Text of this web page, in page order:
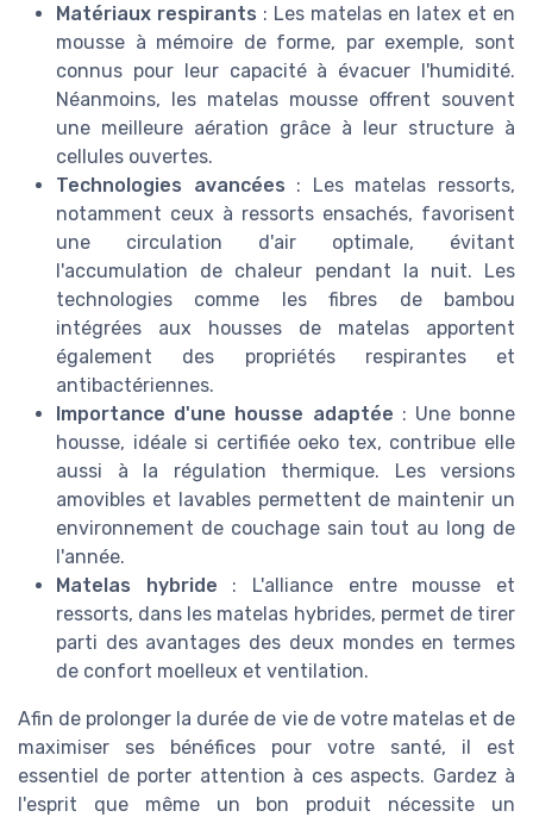
Matériaux respirants : Les matelas en latex et en
mousse à mémoire de forme, par exemple, sont
connus pour leur capacité à évacuer l'humidité.
Néanmoins, les matelas mousse offrent souvent
une meilleure aération grâce à leur structure à
cellules ouvertes.
Technologies avancées : Les matelas ressorts,
notamment ceux à ressorts ensachés, favorisent
une circulation d'air optimale, évitant
l'accumulation de chaleur pendant la nuit. Les
technologies comme les fibres de bambou
intégrées aux housses de matelas apportent
également des propriétés respirantes et
antibactériennes.
Importance d'une housse adaptée : Une bonne
housse, idéale si certifiée oeko tex, contribue elle
aussi à la régulation thermique. Les versions
amovibles et lavables permettent de maintenir un
environnement de couchage sain tout au long de
l'année.
Matelas hybride : L'alliance entre mousse et
ressorts, dans les matelas hybrides, permet de tirer
parti des avantages des deux mondes en termes
de confort moelleux et ventilation.
Afin de prolonger la durée de vie de votre matelas et de
maximiser ses bénéfices pour votre santé, il est
essentiel de porter attention à ces aspects. Gardez à
l'esprit que même un bon produit nécessite un